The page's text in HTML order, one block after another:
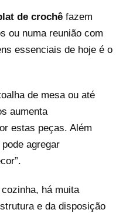
de crochê fazem
ou numa reunião com
essenciais de hoje é o
de mesa ou até
aumenta
estas peças. Além
agregar
há muita
e da disposição